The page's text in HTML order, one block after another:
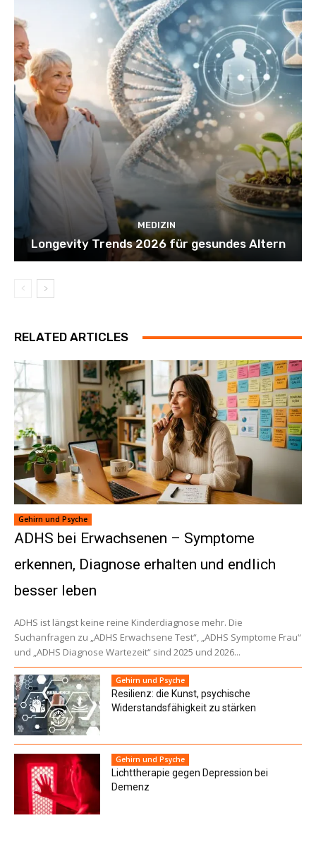
MEDIZIN
Longevity Trends 2026 für gesundes Altern
RELATED ARTICLES
Gehirn und Psyche
ADHS bei Erwachsenen – Symptome
erkennen, Diagnose erhalten und endlich
besser leben
ADHS ist längst keine reine Kinderdiagnose mehr. Die
Suchanfragen zu „ADHS Erwachsene Test“, „ADHS Symptome Frau“
und „ADHS Diagnose Wartezeit“ sind 2025 und 2026...
Gehirn und Psyche
Resilienz: die Kunst, psychische
Widerstandsfähigkeit zu stärken
Gehirn und Psyche
Lichttherapie gegen Depression bei
Demenz